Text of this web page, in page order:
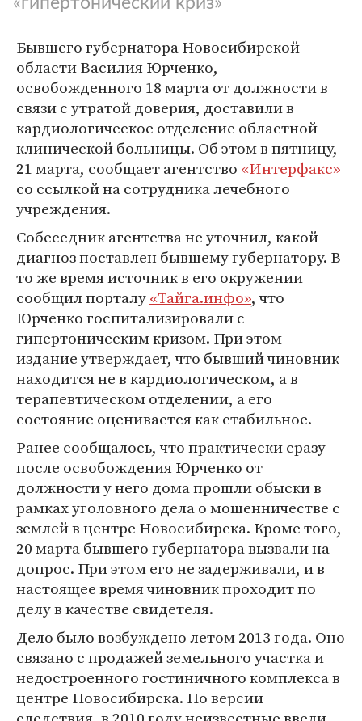
Бывшего губернатора Новосибирской
области Василия Юрченко,
освобожденного 18 марта от должности в
связи с утратой доверия, доставили в
кардиологическое отделение областной
клинической больницы. Об этом в пятницу,
21 марта, сообщает агентство «Интерфакс»
со ссылкой на сотрудника лечебного
учреждения.
Собеседник агентства не уточнил, какой
диагноз поставлен бывшему губернатору. В
то же время источник в его окружении
сообщил порталу«Тайга.инфо», что
Юрченко госпитализировали с
гипертоническим кризом. При этом
издание утверждает, что бывший чиновник
находится не в кардиологическом, а в
терапевтическом отделении, а его
состояние оценивается как стабильное.
Ранее сообщалось, что практически сразу
после освобождения Юрченко от
должности у него дома прошли обыски в
рамках уголовного дела о мошенничестве с
землей в центре Новосибирска. Кроме того,
20 марта бывшего губернатора вызвали на
допрос. При этом его не задерживали, и в
настоящее время чиновник проходит по
делу в качестве свидетеля.
Дело было возбуждено летом 2013 года. Оно
связано с продажей земельного участка и
недостроенного гостиничного комплекса в
центре Новосибирска. По версии